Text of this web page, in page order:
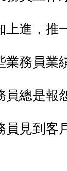
進，推
務員業
總是報
見到客